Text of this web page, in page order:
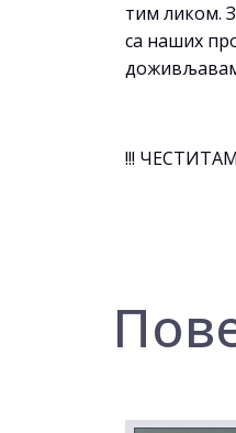
тим ликом.
са наших
доживљавам
!!!